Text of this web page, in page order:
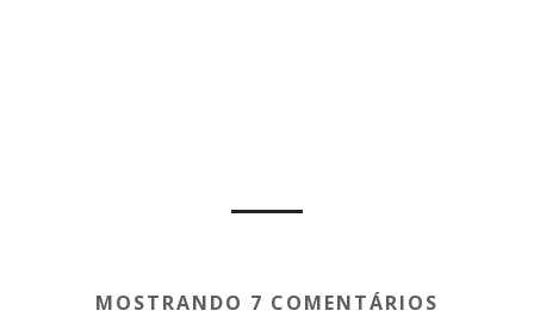
MOSTRANDO 7 COMENTÁRIOS